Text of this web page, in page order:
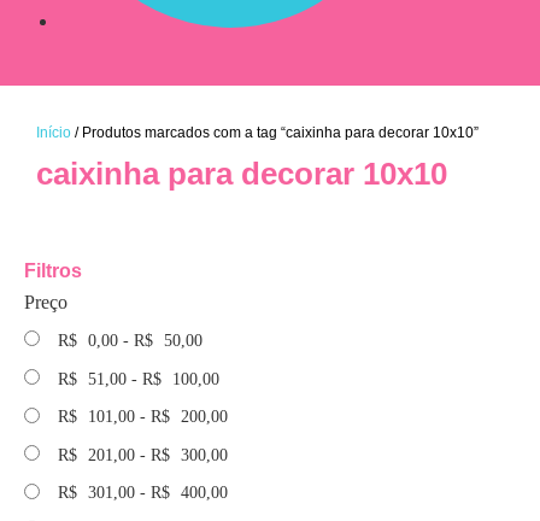
Início / Produtos marcados com a tag “caixinha para decorar 10x10”
caixinha para decorar 10x10
Filtros
Preço
R$ 0,00 - R$ 50,00
R$ 51,00 - R$ 100,00
R$ 101,00 - R$ 200,00
R$ 201,00 - R$ 300,00
R$ 301,00 - R$ 400,00